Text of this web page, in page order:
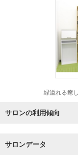
緑溢れる癒
サロンの利用傾向
サロンデータ